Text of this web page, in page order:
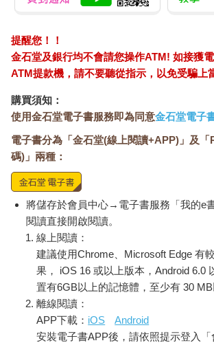
紋路又淺一點。
詭異事蹟。好鬥的肉圓在走出社區大門之前，
在第一戶的鄰居，對著他們的邊境獵犬大吼大
地盤。那隻邊境獵犬被養在狹窄的陽台，一天
次狹路相逢都咬牙裂嘴、想殺了我家的狗，肉
吼罵回敬。
前陣子遇到鄰居牽著邊境獵犬，他們難得慢慢
攤開掌心給肉圓聞，牠卻異常熱情地舔我的手
在。與弟弟說起這件事，他淡淡地回我，那隻
的，幾年前早就被換過了。
提醒您！！
金石堂及銀行均不會請您操作ATM! 如接獲
ATM提款機，請不要聽從指示，以免受騙上
購買須知：
使用金石堂電子書服務即為同意金石堂電子
電子書分為「金石堂(線上閱讀+APP)」及
碼)」兩種：
將儲存於會員中心→電子書服務「我的e
閱讀直接開啟閱讀。
線上閱讀：
建議使用Chrome、Microsoft Edge 有
果， iOS 16 或以上版本，Android 6.0
置有6GB以上的記憶體，至少有 30 MB
離線閱讀：
APP下載： iOS
Android
安裝電子書APP後，請依照提示登入